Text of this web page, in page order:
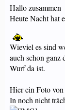
Hallo zusammen
Heute Nacht hat
Wieviel es sind
auch schon ganz
Wurf da ist.
Hier ein Foto
In noch nicht